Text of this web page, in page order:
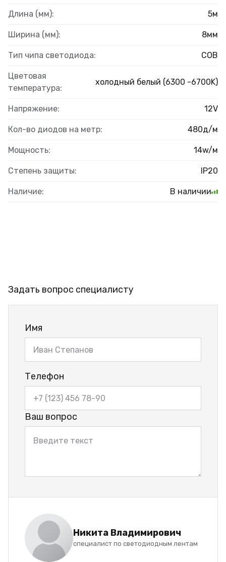
Длина (мм): 5м
Ширина (мм): 8мм
Тип чипа светодиода: COB
Цветовая
температура:
холодный белый (6300 -6700K)
Напряжение: 12V
Кол-во диодов на метр: 480д/м
Мощность: 14w/м
Степень защиты: IP20
Наличие: В наличии
Задать вопрос специалисту
Имя
Телефон
Ваш вопрос
Никита Владимирович
специалист по светодиодным лентам